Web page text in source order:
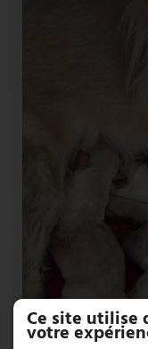
Ce site utilise
votre